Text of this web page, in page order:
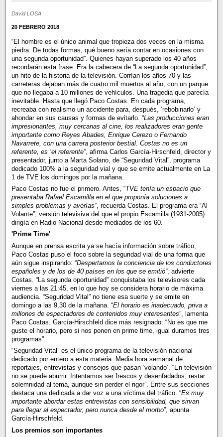
David LOSA
20 FEBRERO 2018
“El hombre es el único animal que tropieza dos veces en la misma
piedra. De todas formas, qué bueno sería contar en ocasiones con
una segunda oportunidad”. Quienes hayan superado los 40 años
recordarán esta frase. Era la cabecera de “La segunda oportunidad”,
un hito de la historia de la televisión. Corrían los años 70 y las
carreteras dejaban más de cuatro mil muertos al año, con un parque
que no llegaba a 10 millones de vehículos. Una tragedia que parecía
inevitable. Hasta que llegó Paco Costas. En cada programa,
recreaba con realismo un accidente para, después, ‘rebobinarlo’ y
ahondar en sus causas y formas de evitarlo. “Las producciones eran
impresionantes, muy cercanas al cine, los realizadores eran gente
importante como Reyes Abades, Enrique Cerezo o Fernando
Navarrete, con una carrera posterior bestial. Costas no es un
referente, es ‘el referente”, afirma Carlos García-Hirschfeld, director y
presentador, junto a Marta Solano, de “Seguridad Vital”, programa
dedicado 100% a la seguridad vial y que se emite actualmente en La
1 de TVE los domingos por la mañana.
Paco Costas no fue el primero. Antes, “TVE tenía un espacio que
presentaba Rafael Escamilla en el que proponía soluciones a
simples problemas y averías”, recuerda Costas. El programa era “Al
Volante”, versión televisiva del que el propio Escamilla (1931-2005)
dirigía en Radio Nacional desde mediados de los 60.
'Prime Time'
Aunque en prensa escrita ya se hacía información sobre tráfico,
Paco Costas puso el foco sobre la seguridad vial de una forma que
aún sigue inspirando: “Despertamos la conciencia de los conductores
españoles y de los de 40 países en los que se emitió”, advierte
Costas. “La segunda oportunidad” conquistaba los televisores cada
viernes a las 21:45, en lo que hoy se considera horario de máxima
audiencia. “Seguridad Vital” no tiene esa suerte y se emite en
domingo a las 9,30 de la mañana. “El horario es inadecuado, priva a
millones de espectadores de contenidos muy interesantes”, lamenta
Paco Costas. García-Hirschfeld dice más resignado: “No es que me
guste el horario, pero si nos ponen en prime time, igual duramos tres
programas”.
“Seguridad Vital” es el único programa de la televisión nacional
dedicado por entero a esta materia. Media hora semanal de
reportajes, entrevistas y consejos que pasan ‘volando’. “En televisión
no se puede aburrir. Intentamos ser frescos y desenfadados, restar
solemnidad al tema, aunque sin perder el rigor”. Entre sus secciones
destaca una dedicada a dar voz a una víctima del tráfico. “Es muy
importante abordar estas entrevistas con sensibilidad, que sirvan
para llegar al espectador, pero nunca desde el morbo”, apunta
García-Hirschfeld.
Los premios son importantes